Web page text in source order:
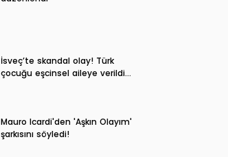
İsveç’te skandal olay! Türk
çocuğu eşcinsel aileye verildi…
Mauro Icardi'den 'Aşkın Olayım'
şarkısını söyledi!